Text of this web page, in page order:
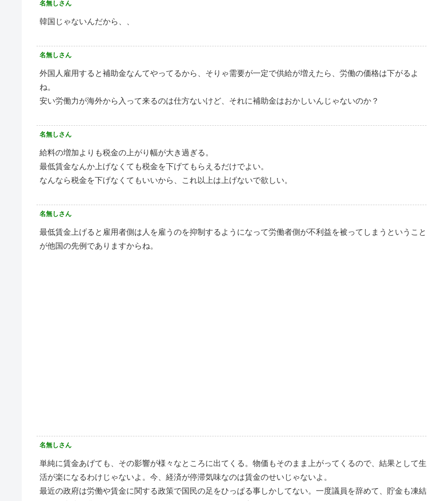
名無しさん
韓国じゃないんだから、、
名無しさん
外国人雇用すると補助金なんてやってるから、そりゃ需要が一定で供給が増えたら、労働の価格は下がるよ
ね。
安い労働力が海外から入って来るのは仕方ないけど、それに補助金はおかしいんじゃないのか？
名無しさん
給料の増加よりも税金の上がり幅が大き過ぎる。
最低賃金なんか上げなくても税金を下げてもらえるだけでよい。
なんなら税金を下げなくてもいいから、これ以上は上げないで欲しい。
名無しさん
最低賃金上げると雇用者側は人を雇うのを抑制するようになって労働者側が不利益を被ってしまうということ
が他国の先例でありますからね。
名無しさん
単純に賃金あげても、その影響が様々なところに出てくる。物価もそのまま上がってくるので、結果として生
活が楽になるわけじゃないよ。今、経済が停滞気味なのは賃金のせいじゃないよ。
最近の政府は労働や賃金に関する政策で国民の足をひっぱる事しかしてない。一度議員を辞めて、貯金も凍結